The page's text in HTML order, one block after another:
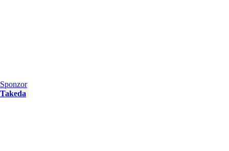
Sponzor
Takeda